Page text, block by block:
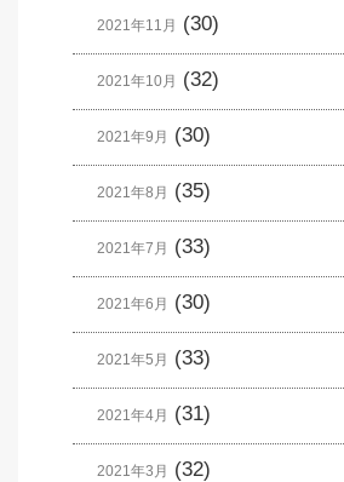
2021年11月 (30)
2021年10月 (32)
2021年9月 (30)
2021年8月 (35)
2021年7月 (33)
2021年6月 (30)
2021年5月 (33)
2021年4月 (31)
2021年3月 (32)